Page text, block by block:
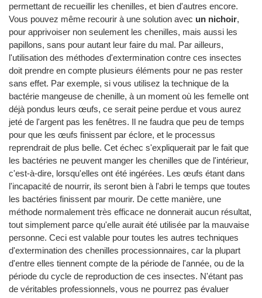
permettant de recueillir les chenilles, et bien d'autres encore.
Vous pouvez même recourir à une solution avec un nichoir,
pour apprivoiser non seulement les chenilles, mais aussi les
papillons, sans pour autant leur faire du mal. Par ailleurs,
l'utilisation des méthodes d'extermination contre ces insectes
doit prendre en compte plusieurs éléments pour ne pas rester
sans effet. Par exemple, si vous utilisez la technique de la
bactérie mangeuse de chenille, à un moment où les femelle ont
déjà pondus leurs œufs, ce serait peine perdue et vous aurez
jeté de l'argent pas les fenêtres. Il ne faudra que peu de temps
pour que les œufs finissent par éclore, et le processus
reprendrait de plus belle. Cet échec s'expliquerait par le fait que
les bactéries ne peuvent manger les chenilles que de l'intérieur,
c'est-à-dire, lorsqu'elles ont été ingérées. Les œufs étant dans
l'incapacité de nourrir, ils seront bien à l'abri le temps que toutes
les bactéries finissent par mourir. De cette manière, une
méthode normalement très efficace ne donnerait aucun résultat,
tout simplement parce qu'elle aurait été utilisée par la mauvaise
personne. Ceci est valable pour toutes les autres techniques
d'extermination des chenilles processionnaires, car la plupart
d'entre elles tiennent compte de la période de l'année, ou de la
période du cycle de reproduction de ces insectes. N'étant pas
de véritables professionnels, vous ne pourrez pas évaluer